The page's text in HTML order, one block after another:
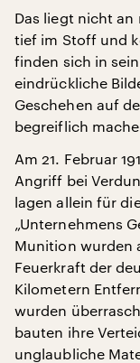
Das liegt nicht an
tief im Stoff und
finden sich in
eindrückliche
Geschehen auf
begreiflich
Am 21. Februar
Angriff bei
lagen allein für
„Unternehmens
Munition wurden
Feuerkraft der
Kilometern
wurden
bauten ihre
unglaubliche